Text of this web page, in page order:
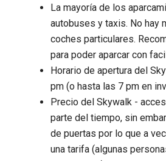
La mayoría de los
autobuses y taxis. No hay
coches particulares.
para poder aparcar con
Horario de apertura del
pm (o hasta las 7 pm en
Precio del Skywalk -
parte del tiempo, sin
de puertas por lo que a
una tarifa (algunas